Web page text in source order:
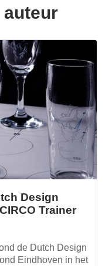
auteur
Design
Trainer
de Dutch Design
Eindhoven in het